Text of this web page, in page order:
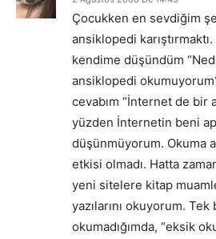
Çocukken en sevdiğim
ansiklopedi
kendime düşündüm
ansiklopedi
cevabım “İnternet de bir
yüzden İnternetin beni
düşünmüyorum. Okuma
etkisi olmadı. Hatta
yeni sitelere kitap
yazılarını okuyorum. Tek
okumadığımda, “eksik